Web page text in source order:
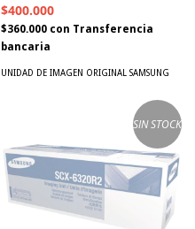
$400.000
$360.000 con Transferencia
bancaria
UNIDAD DE IMAGEN ORIGINAL SAMSUNG
SIN STOCK